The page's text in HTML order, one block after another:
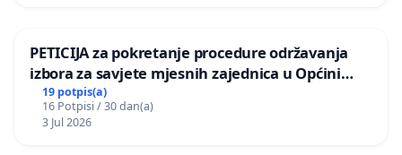
PETICIJA za pokretanje procedure održavanja
izbora za savjete mjesnih zajednica u Općini
Bugojno
19 potpis(a)
16 Potpisi / 30 dan(a)
3 Jul 2026